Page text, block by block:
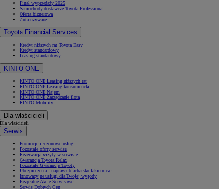
Finał wyprzedaży 2025
Samochody dostawcze Toyota Professional
Oferta biznesowa
Auta używane
Toyota Financial Services
Kredyt niższych rat Toyota Easy
Kredyt standardowy
Leasing standardowy
KINTO ONE
KINTO ONE Leasing niższych rat
KINTO ONE Leasing konsumencki
KINTO ONE Najem
KINTO ONE Zarządzanie flotą
KINTO Mobility
Dla właścicieli
Dla właścicieli
Serwis
Promocje i sezonowe usługi
Pozostałe oferty serwisu
Rezerwacja wizyty w serwisie
Gwarancja Toyota Relax
Pozostałe Gwarancje Toyoty
Ubezpieczenia i naprawy blacharsko-lakiernicze
Innowacyjne usługi dla Twojej wygody
Bezpłatne Akcje Serwisowe
Serwis Dobrych Cen